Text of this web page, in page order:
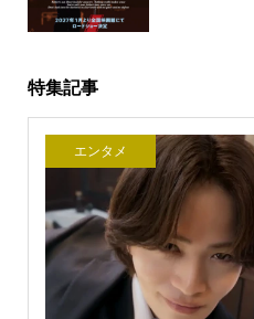
特集記事
エンタメ